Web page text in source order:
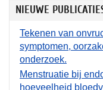
NIEUWE
Tekenen van
symptomen,
onderzoek.
Menstruatie bij
hoeveelheid